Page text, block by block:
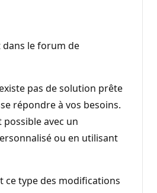
dans le forum de
pas de solution prête
répondre à vos besoins.
avec un
ou en utilisant
ce type des modifications